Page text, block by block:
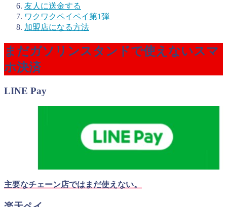
友人に送金する
ワクワクペイペイ第1弾
加盟店になる方法
まだガソリンスタンドで使えないスマ
ホ決済
LINE Pay
主要なチェーン店ではまだ使えない。